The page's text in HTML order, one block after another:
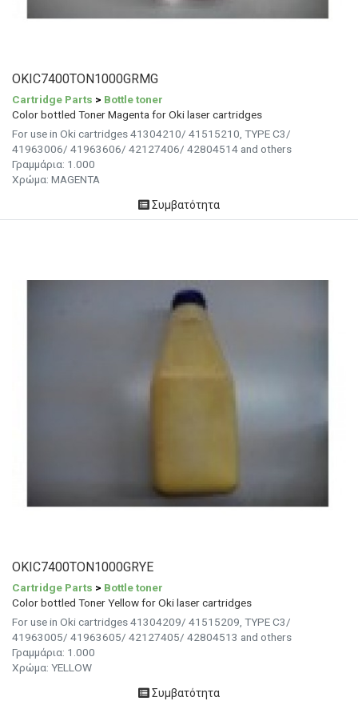
OKIC7400TON1000GRMG
Cartridge Parts > Bottle toner
Color bottled Toner Magenta for Oki laser cartridges
For use in Oki cartridges 41304210/ 41515210, TYPE C3/
41963006/ 41963606/ 42127406/ 42804514 and others
Γραμμάρια: 1.000
Χρώμα: MAGENTA
Συμβατότητα
OKIC7400TON1000GRYE
Cartridge Parts > Bottle toner
Color bottled Toner Yellow for Oki laser cartridges
For use in Oki cartridges 41304209/ 41515209, TYPE C3/
41963005/ 41963605/ 42127405/ 42804513 and others
Γραμμάρια: 1.000
Χρώμα: YELLOW
Συμβατότητα